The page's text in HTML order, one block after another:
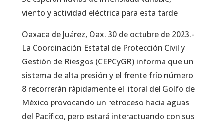
viento y actividad eléctrica para esta tarde
Oaxaca de Juárez, Oax. 30 de octubre de 2023.-
La Coordinación Estatal de Protección Civil y
Gestión de Riesgos (CEPCyGR) informa que un
sistema de alta presión y el frente frío número
8 recorrerán rápidamente el litoral del Golfo de
México provocando un retroceso hacia aguas
del Pacífico, pero estará interactuando con sus